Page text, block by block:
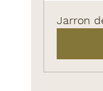
Jarron